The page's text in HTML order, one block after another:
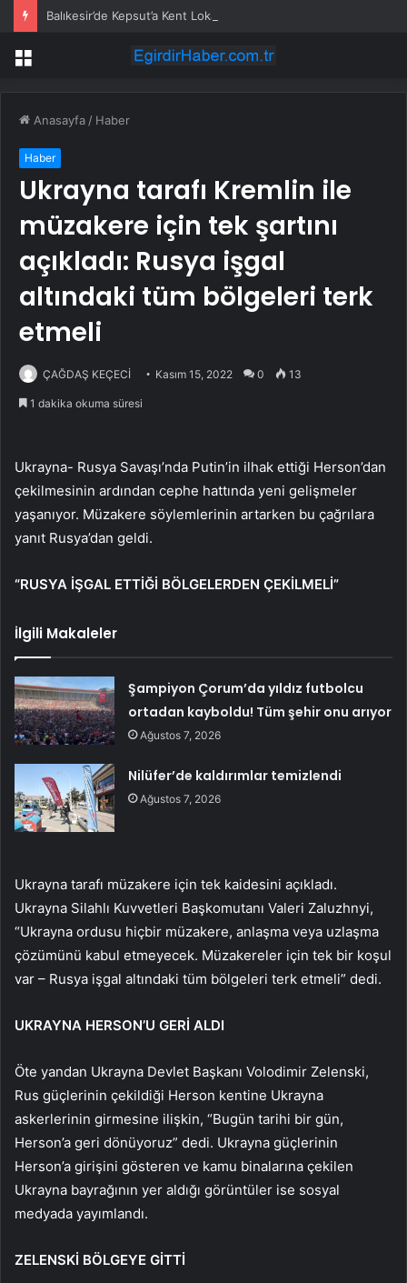
Balıkesir’de Kepsut’a Kent Lokantası ve altyapı desteği
Menü
Anasayfa / Haber
Haber
Ukrayna tarafı Kremlin ile
müzakere için tek şartını
açıkladı: Rusya işgal
altındaki tüm bölgeleri terk
etmeli
ÇAĞDAŞ KEÇECİ Kasım 15, 2022 0 13
1 dakika okuma süresi
Ukrayna- Rusya Savaşı’nda Putin’in ilhak ettiği Herson’dan
çekilmesinin ardından cephe hattında yeni gelişmeler
yaşanıyor. Müzakere söylemlerinin artarken bu çağrılara
yanıt Rusya’dan geldi.
“RUSYA İŞGAL ETTİĞİ BÖLGELERDEN ÇEKİLMELİ”
İlgili Makaleler
Şampiyon Çorum’da yıldız futbolcu
ortadan kayboldu! Tüm şehir onu arıyor
Ağustos 7, 2026
Nilüfer’de kaldırımlar temizlendi
Ağustos 7, 2026
Ukrayna tarafı müzakere için tek kaidesini açıkladı.
Ukrayna Silahlı Kuvvetleri Başkomutanı Valeri Zaluzhnyi,
“Ukrayna ordusu hiçbir müzakere, anlaşma veya uzlaşma
çözümünü kabul etmeyecek. Müzakereler için tek bir koşul
var – Rusya işgal altındaki tüm bölgeleri terk etmeli” dedi.
UKRAYNA HERSON’U GERİ ALDI
Öte yandan Ukrayna Devlet Başkanı Volodimir Zelenski,
Rus güçlerinin çekildiği Herson kentine Ukrayna
askerlerinin girmesine ilişkin, “Bugün tarihi bir gün,
Herson’a geri dönüyoruz” dedi. Ukrayna güçlerinin
Herson’a girişini gösteren ve kamu binalarına çekilen
Ukrayna bayrağının yer aldığı görüntüler ise sosyal
medyada yayımlandı.
ZELENSKİ BÖLGEYE GİTTİ